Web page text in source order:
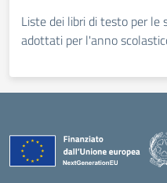
Liste dei libri di testo per le
adottati per l'anno